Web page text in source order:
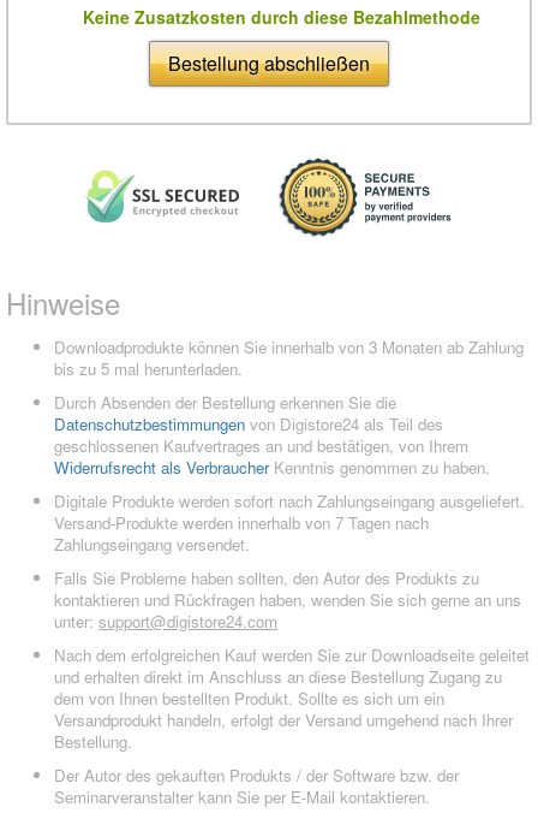
Keine Zusatzkosten durch diese Bezahlmethode
Bestellung abschließen
Hinweise
Downloadprodukte können Sie innerhalb von 3 Monaten ab Zahlung
bis zu 5 mal herunterladen.
Durch Absenden der Bestellung erkennen Sie die
Datenschutzbestimmungen von Digistore24 als Teil des
geschlossenen Kaufvertrages an und bestätigen, von Ihrem
Widerrufsrecht als VerbraucherKenntnis genommen zu haben.
Digitale Produkte werden sofort nach Zahlungseingang ausgeliefert.
Versand-Produkte werden innerhalb von 7 Tagen nach
Zahlungseingang versendet.
Falls Sie Probleme haben sollten, den Autor des Produkts zu
kontaktieren und Rückfragen haben, wenden Sie sich gerne an uns
unter: support@digistore24.com
Nach dem erfolgreichen Kauf werden Sie zur Downloadseite geleitet
und erhalten direkt im Anschluss an diese Bestellung Zugang zu
dem von Ihnen bestellten Produkt. Sollte es sich um ein
Versandprodukt handeln, erfolgt der Versand umgehend nach Ihrer
Bestellung.
Der Autor des gekauften Produkts / der Software bzw. der
Seminarveranstalter kann Sie per E-Mail kontaktieren.